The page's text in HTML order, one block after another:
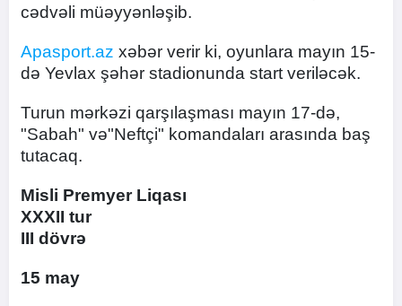
cədvəli müəyyənləşib.
Apasport.az xəbər verir ki, oyunlara mayın 15-
də Yevlax şəhər stadionunda start veriləcək.
Turun mərkəzi qarşılaşması mayın 17-də,
"Sabah" və"Neftçi" komandaları arasında baş
tutacaq.
Misli Premyer Liqası
XXXII tur
III dövrə
15 may